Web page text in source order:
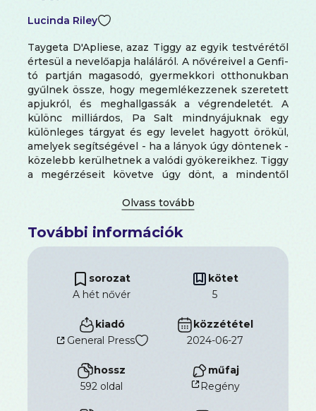
Lucinda Riley
Taygeta D'Apliese, azaz Tiggy az egyik testvérétől
értesül a nevelőapja haláláról. A nővéreivel a Genfi-
tó partján magasodó, gyermekkori otthonukban
gyűlnek össze, hogy megemlékezzenek szeretett
apjukról, és meghallgassák a végrendeletét. A
különc milliárdos, Pa Salt mindnyájuknak egy
különleges tárgyat és egy levelet hagyott örökül,
amelyek segítségével - ha a lányok úgy döntenek -
közelebb kerülhetnek a valódi gyökereikhez. Tiggy
a megérzéseit követve úgy dönt, a mindentől
gyöngyszemén vállal munkát: vadvédelmi
vadmacskák megmentéséért küzd. A birtok urával,
a meglehetősen zaklatott, ugyanakkor
elképesztően jóképű férfival, Charlie-val azonnal
megtalálja a közös hangot. Kinnaird a
vadmacskákon túl számos meglepetést tartogat
Tiggy számára: a birtokon élő, vén cigány ember
azt állítja, hogy a lánynak sajátos képessége van,
és vissza kell térnie a szülőföldjére, a
spanyolországi Granadába. Tiggy vonakodva ugyan,
árnyékában kideríti, milyen szálak is fűzik őt a
sacromontei barlangok lakóihoz és nemzedéke
További információk
sorozat
A hét nővér
kötet
5
kiadó
General Press
közzététel
2024-06-27
hossz
592 oldal
műfaj
Regény